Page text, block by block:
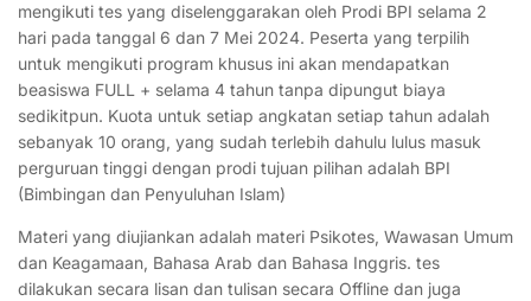
mengikuti tes yang diselenggarakan oleh Prodi BPI selama 2
hari pada tanggal 6 dan 7 Mei 2024. Peserta yang terpilih
untuk mengikuti program khusus ini akan mendapatkan
beasiswa FULL + selama 4 tahun tanpa dipungut biaya
sedikitpun. Kuota untuk setiap angkatan setiap tahun adalah
sebanyak 10 orang, yang sudah terlebih dahulu lulus masuk
perguruan tinggi dengan prodi tujuan pilihan adalah BPI
(Bimbingan dan Penyuluhan Islam)
Materi yang diujiankan adalah materi Psikotes, Wawasan Umum
dan Keagamaan, Bahasa Arab dan Bahasa Inggris. tes
dilakukan secara lisan dan tulisan secara Offline dan juga